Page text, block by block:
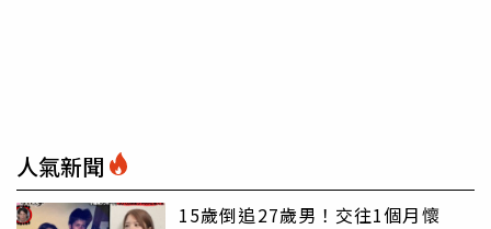
人氣新聞
15歲倒追27歲男！交往1個月懷